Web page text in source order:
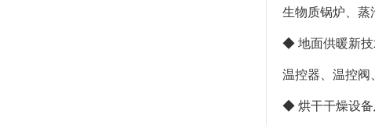
生物质锅炉、蒸
◆ 地面供暖新技
温控器、温控阀
◆ 烘干干燥设备